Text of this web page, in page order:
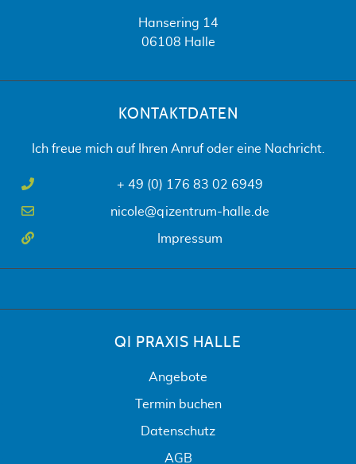
Hansering 14
06108 Halle
KONTAKTDATEN
Ich freue mich auf Ihren Anruf oder eine Nachricht.
+ 49 (0) 176 83 02 6949
nicole@qizentrum-halle.de
Impressum
QI PRAXIS HALLE
Angebote
Termin buchen
Datenschutz
AGB